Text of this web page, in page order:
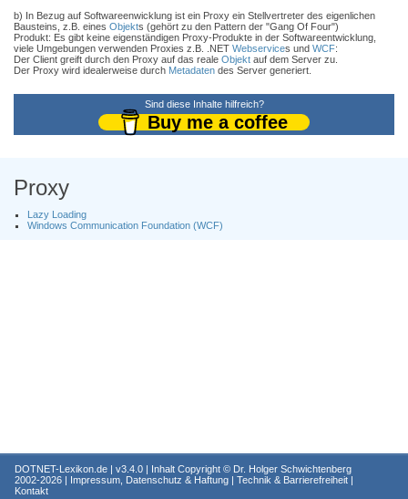
b) In Bezug auf Softwareenwicklung ist ein Proxy ein Stellvertreter des eigenlichen
Bausteins, z.B. eines Objekts (gehört zu den Pattern der "Gang Of Four")
Produkt: Es gibt keine eigenständigen Proxy-Produkte in der Softwareentwicklung,
viele Umgebungen verwenden Proxies z.B. .NET Webservices und WCF:
Der Client greift durch den Proxy auf das reale Objekt auf dem Server zu.
Der Proxy wird idealerweise durch Metadaten des Server generiert.
Sind diese Inhalte hilfreich?
Buy me a coffee
Proxy
Lazy Loading
Windows Communication Foundation (WCF)
DOTNET-Lexikon.de | v3.4.0 | Inhalt Copyright © Dr. Holger Schwichtenberg
2002-2026 | Impressum, Datenschutz & Haftung | Technik & Barrierefreiheit |
Kontakt